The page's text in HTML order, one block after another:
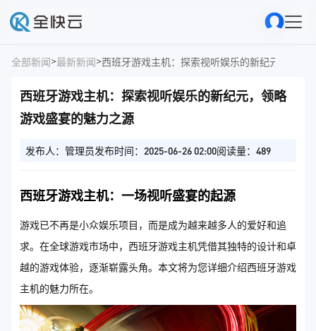
全部新闻>最新新闻>西班牙游戏主机：探索视听娱乐的新纪元，领略
西班牙游戏主机：探索视听娱乐的新纪元，领略
游戏盛宴的魅力之源
发布人：管理员发布时间：2025-06-26 02:00阅读量：489
西班牙游戏主机：一场视听盛宴的起源
游戏已不再是小众娱乐项目，而是成为越来越多人的爱好和追
求。在全球游戏市场中，西班牙游戏主机凭借其独特的设计和卓
越的游戏体验，逐渐崭露头角。本文将为您详细介绍西班牙游戏
主机的魅力所在。